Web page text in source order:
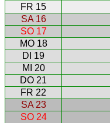
FR 15
SA 16
SO 17
MO 18
DI 19
MI 20
DO 21
FR 22
SA 23
SO 24